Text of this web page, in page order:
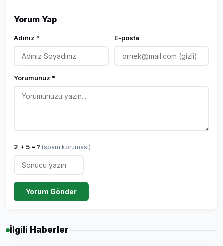
Yorum Yap
Adınız * E-posta
Yorumunuz *
2 + 5 = ? (spam koruması)
Yorum Gönder
İlgili Haberler